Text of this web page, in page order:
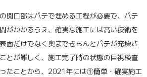
開口部はパテで埋める工程が必要で、パテ
がかかるうえ、確実な施工には高い技術を
面だけでなく奥まできちんとパテが充填さ
とが難しく、施工完了時の状態の目視検査
たことから、2021年には①簡単・確実施工